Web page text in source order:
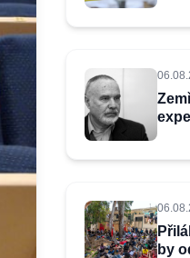
by